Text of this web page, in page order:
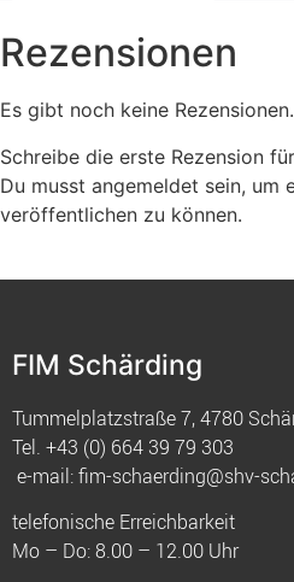
Rezensionen
Es gibt noch keine Rezensionen.
Schreibe die erste Rezension
Du musst angemeldet sein, um
veröffentlichen zu können.
FIM Schärding
Tummelplatzstraße 7, 4780
Tel. +43 (0) 664 39 79 303
e-mail:fim-schaerding@shv-
telefonische Erreichbarkeit
Mo – Do: 8.00 – 12.00 Uhr